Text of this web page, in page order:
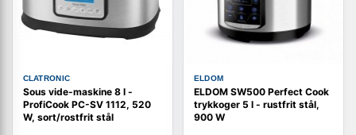
CLATRONIC
Sous vide-maskine 8 l -
ProfiCook PC-SV 1112, 520
W, sort/rostfrit stål
ELDOM
ELDOM SW500 Perfect Cook
trykkoger 5 l - rustfrit stål,
900 W